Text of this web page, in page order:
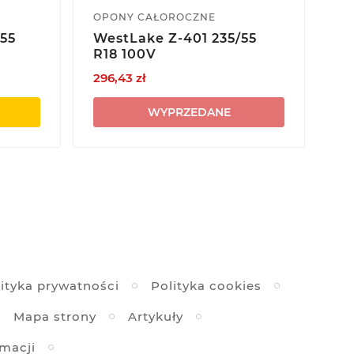
OPONY CAŁOROCZNE
WestLake Z-401 235/55
R18 100V
296,43 zł
WYPRZEDANE
prywatności Polityka cookies
Mapa strony Artykuły